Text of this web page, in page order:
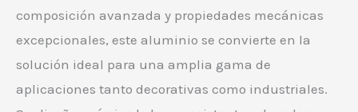
composición avanzada y propiedades mecánicas
excepcionales, este aluminio se convierte en la
solución ideal para una amplia gama de
aplicaciones tanto decorativas como industriales.